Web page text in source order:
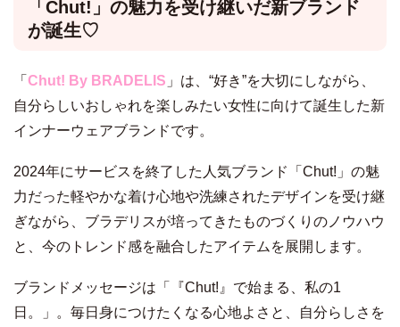
「Chut!」の魅力を受け継いだ新ブランド
が誕生♡
「 Chut! By BRADELIS 」は、“好き”を大切にしながら、
自分らしいおしゃれを楽しみたい女性に向けて誕生した新
インナーウェアブランドです。
2024年にサービスを終了した人気ブランド「Chut!」の魅
力だった軽やかな着け心地や洗練されたデザインを受け継
ぎながら、ブラデリスが培ってきたものづくりのノウハウ
と、今のトレンド感を融合したアイテムを展開します。
ブランドメッセージは「『Chut!』で始まる、私の1
日。」。毎日身につけたくなる心地よさと、自分らしさを